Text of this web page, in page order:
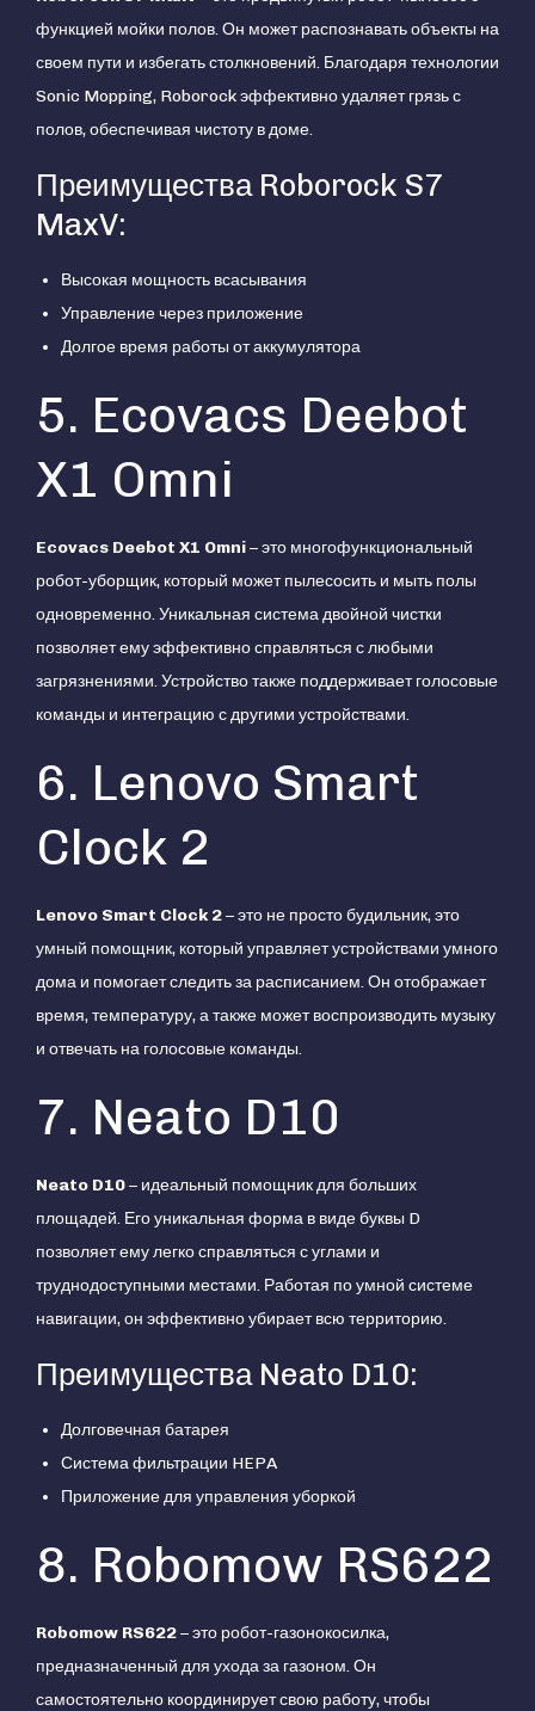
функцией мойки полов. Он может распознавать объекты на
своем пути и избегать столкновений. Благодаря технологии
Sonic Mopping, Roborock эффективно удаляет грязь с
полов, обеспечивая чистоту в доме.
Преимущества Roborock S7
MaxV:
Высокая мощность всасывания
Управление через приложение
Долгое время работы от аккумулятора
5. Ecovacs Deebot
X1 Omni
Ecovacs Deebot X1 Omni– это многофункциональный
робот-уборщик, который может пылесосить и мыть полы
одновременно. Уникальная система двойной чистки
позволяет ему эффективно справляться с любыми
загрязнениями. Устройство также поддерживает голосовые
команды и интеграцию с другими устройствами.
6. Lenovo Smart
Clock 2
Lenovo Smart Clock 2– это не просто будильник, это
умный помощник, который управляет устройствами умного
дома и помогает следить за расписанием. Он отображает
время, температуру, а также может воспроизводить музыку
и отвечать на голосовые команды.
7. Neato D10
Neato D10– идеальный помощник для больших
площадей. Его уникальная форма в виде буквы D
позволяет ему легко справляться с углами и
труднодоступными местами. Работая по умной системе
навигации, он эффективно убирает всю территорию.
Преимущества Neato D10:
Долговечная батарея
Система фильтрации HEPA
Приложение для управления уборкой
8. Robomow RS622
Robomow RS622– это робот-газонокосилка,
предназначенный для ухода за газоном. Он
самостоятельно координирует свою работу, чтобы